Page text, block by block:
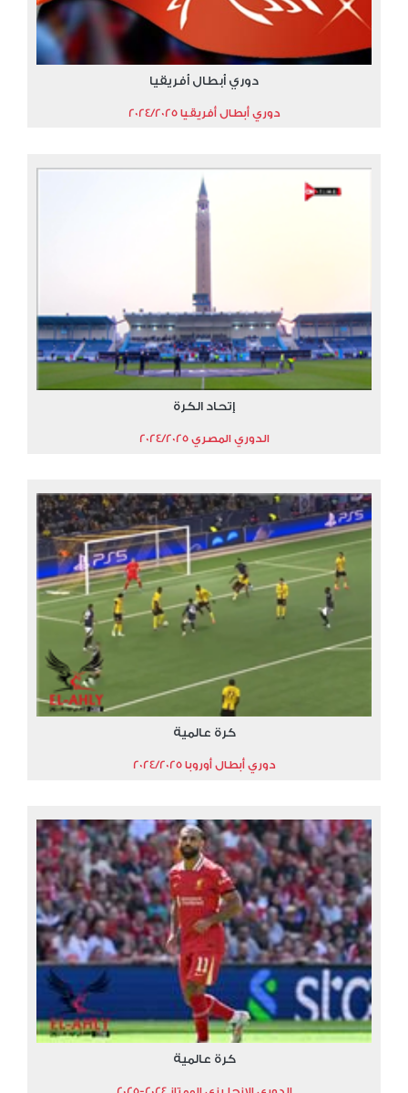
دوري أبطال أفريقيا
دوري أبطال أفريقيا 2024/2025
إتحاد الكرة
الدوري المصري 2024/2025
كرة عالمية
دوري أبطال أوروبا 2024/2025
كرة عالمية